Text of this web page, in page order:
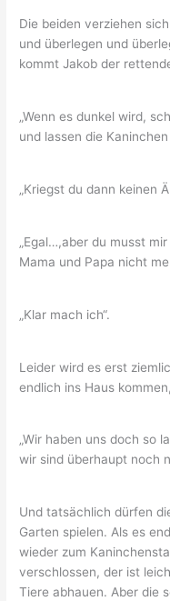
Die beiden verziehen
und überlegen und
kommt Jakob der
„Wenn es dunkel wird,
und lassen die Kaninchen
„Kriegst du dann keinen
„Egal…,aber du musst
Mama und Papa nicht
„Klar mach ich“.
Leider wird es erst
endlich ins Haus
„Wir haben uns doch so
wir sind überhaupt noch
Und tatsächlich dürfen
Garten spielen. Als es
wieder zum
verschlossen, der ist
Tiere abhauen. Aber die